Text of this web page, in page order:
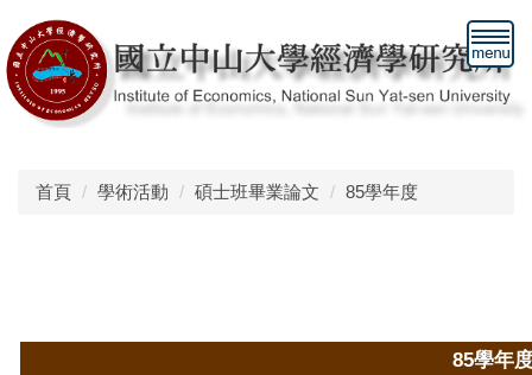
到
主
要
首頁
學術活動 碩士班畢業論文 85學年度
85學年